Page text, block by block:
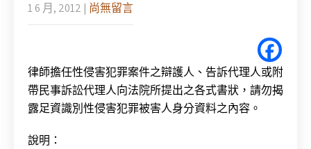
1 6 月, 2012 | 尚無留言
律師擔任性侵害犯罪案件之辯護人、告訴代理人或附
帶民事訴訟代理人向法院所提出之各式書狀，請勿揭
露足資識別性侵害犯罪被害人身分資料之內容。
說明：